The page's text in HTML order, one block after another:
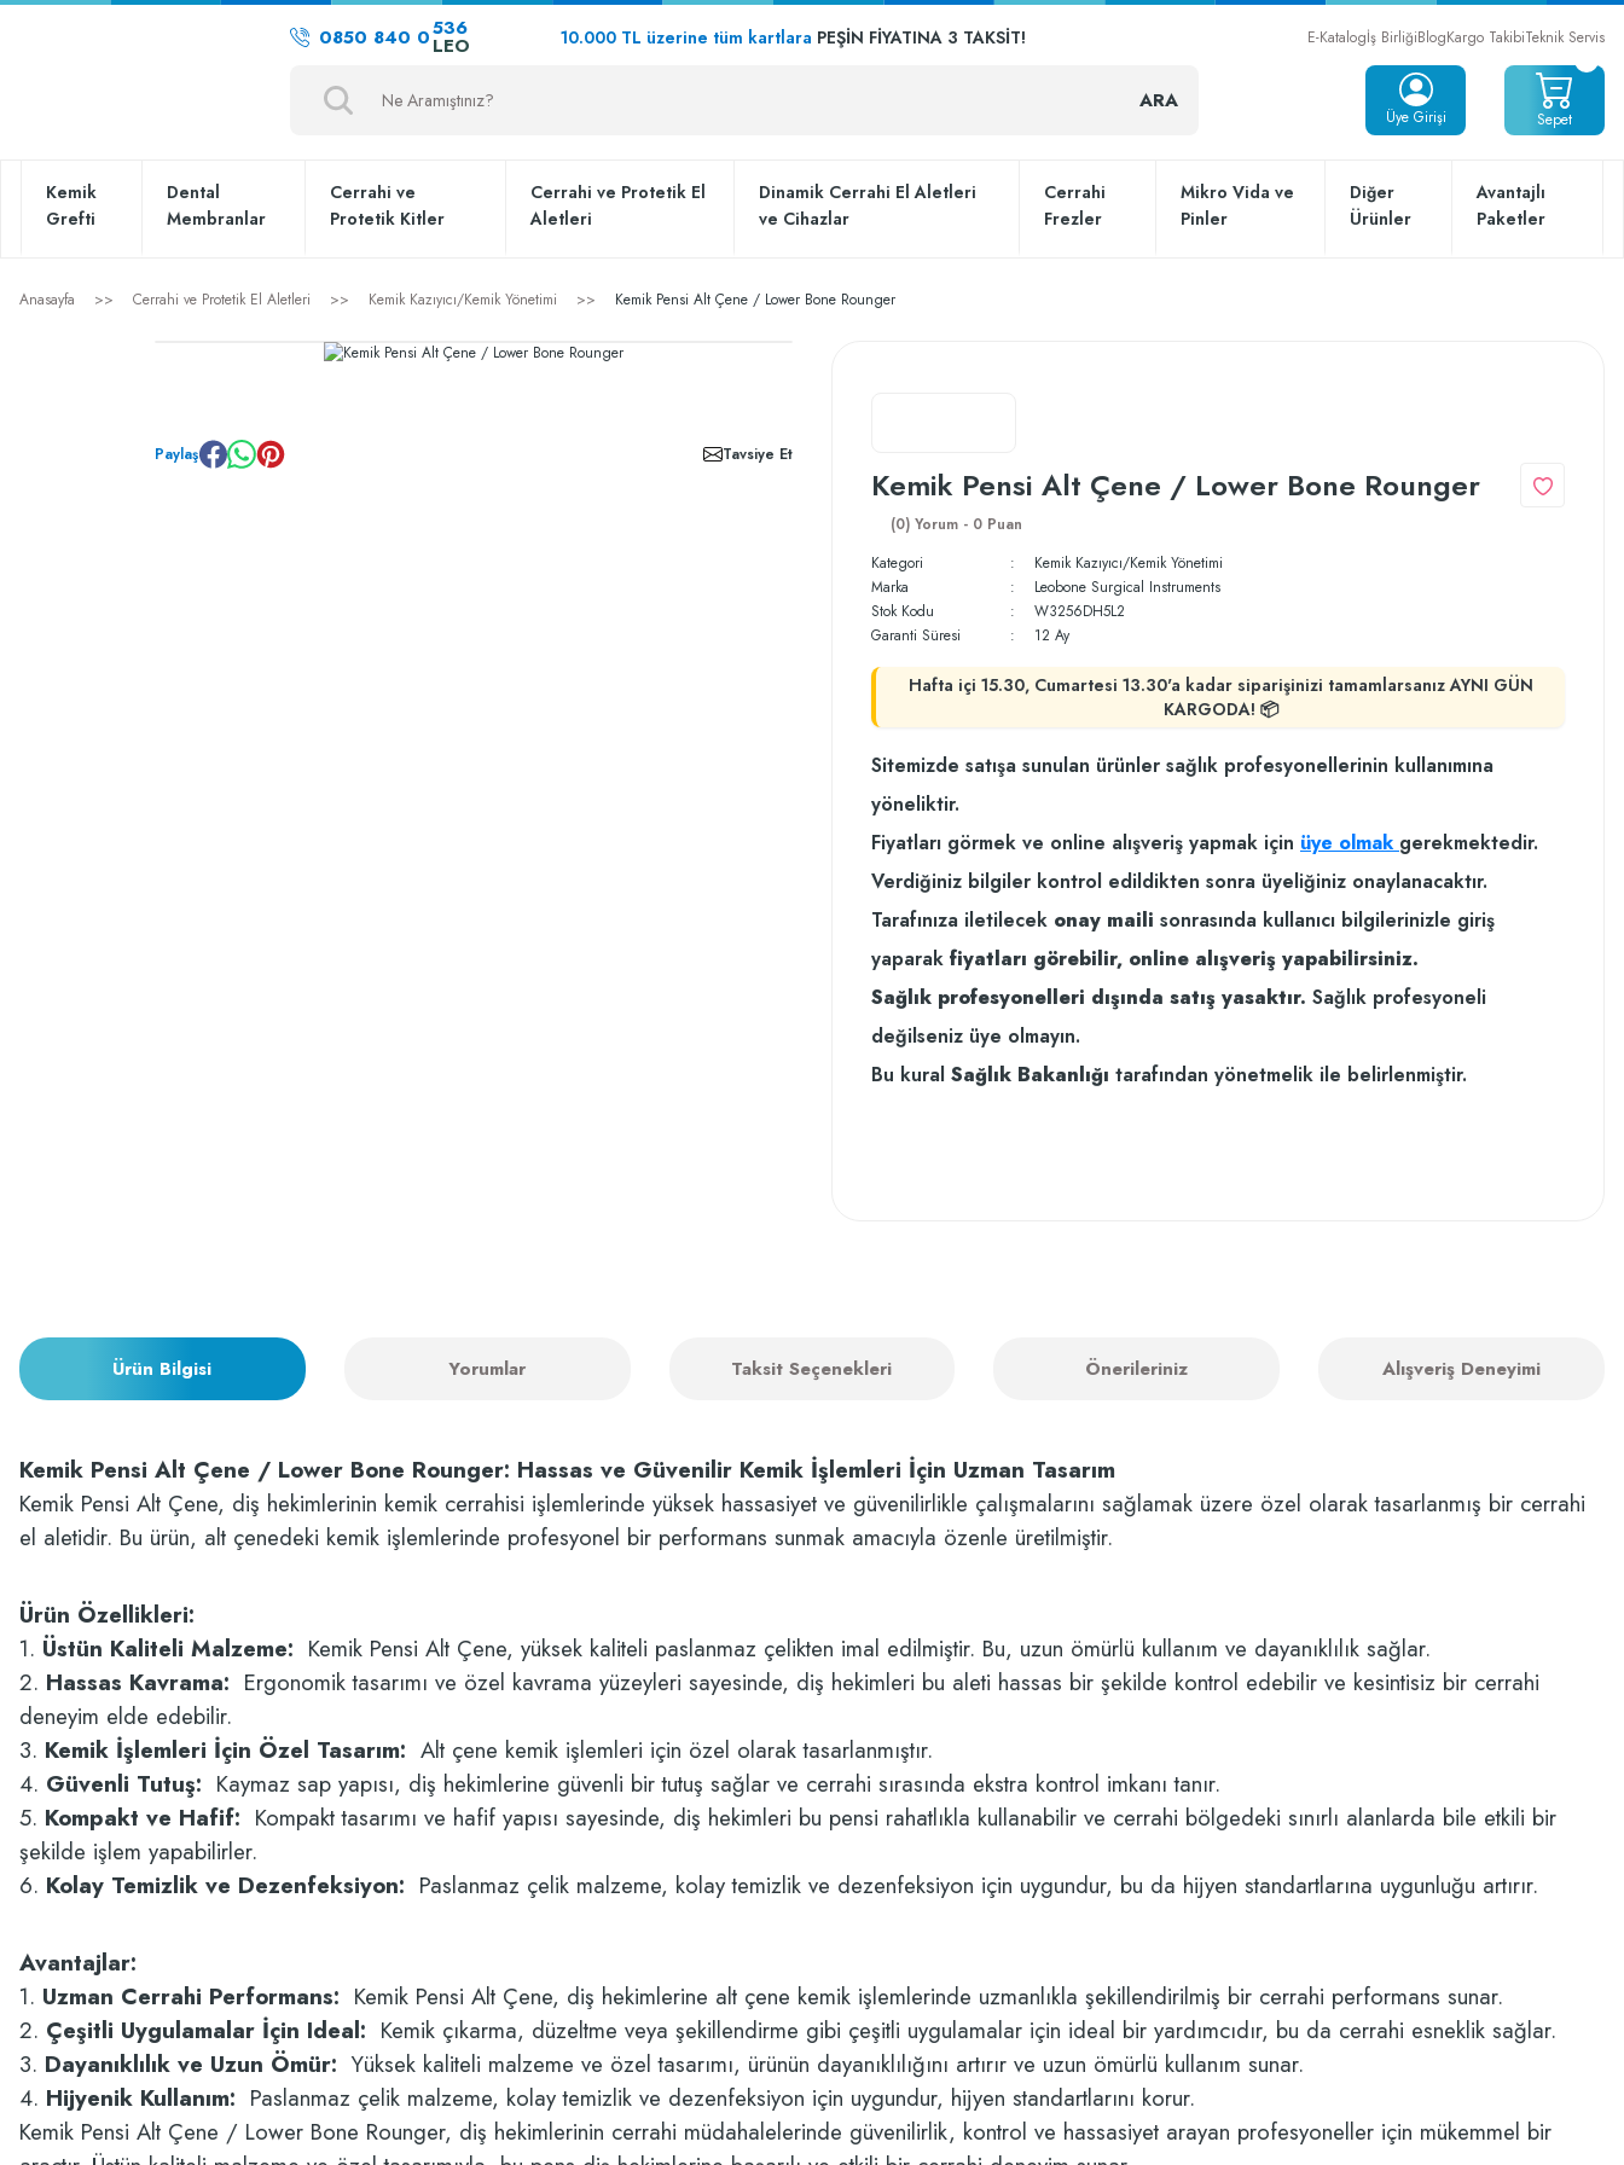
0850 840 0536
LEO 10.000 TL üzerine tüm kartlara PEŞİN FİYATINA 3 TAKSİT! E-Katalogİş BirliğiBlogKargo TakibiTeknik Servis
ARA
Üye Girişi Sepet
Kemik
Grefti
Dental
Membranlar
Cerrahi ve
Protetik Kitler
Cerrahi ve Protetik El
Aletleri
Dinamik Cerrahi El Aletleri
ve Cihazlar
Cerrahi
Frezler
Mikro Vida ve
Pinler
Diğer
Ürünler
Avantajlı
Paketler
Anasayfa Cerrahi ve Protetik El Aletleri Kemik Kazıyıcı/Kemik Yönetimi Kemik Pensi Alt Çene / Lower Bone Rounger
Paylaş Tavsiye Et
Kemik Pensi Alt Çene / Lower Bone Rounger
(0) Yorum - 0 Puan
Kategori
Kemik Kazıyıcı/Kemik Yönetimi
Marka
Leobone Surgical Instruments
Stok Kodu
W3256DH5L2
Garanti Süresi
12 Ay
Hafta içi 15.30, Cumartesi 13.30'a kadar siparişinizi tamamlarsanız AYNI GÜN
KARGODA! 📦
Sitemizde satışa sunulan ürünler sağlık profesyonellerinin kullanımına
yöneliktir.
Fiyatları görmek ve online alışveriş yapmak için üye olmak gerekmektedir.
Verdiğiniz bilgiler kontrol edildikten sonra üyeliğiniz onaylanacaktır.
Tarafınıza iletilecek onay maili sonrasında kullanıcı bilgilerinizle giriş
yaparak fiyatları görebilir, online alışveriş yapabilirsiniz.
Sağlık profesyonelleri dışında satış yasaktır. Sağlık profesyoneli
değilseniz üye olmayın.
Bu kural Sağlık Bakanlığı tarafından yönetmelik ile belirlenmiştir.
Ürün Bilgisi Yorumlar Taksit Seçenekleri Önerileriniz Alışveriş Deneyimi
Kemik Pensi Alt Çene / Lower Bone Rounger: Hassas ve Güvenilir Kemik İşlemleri İçin Uzman Tasarım
Kemik Pensi Alt Çene, diş hekimlerinin kemik cerrahisi işlemlerinde yüksek hassasiyet ve güvenilirlikle çalışmalarını sağlamak üzere özel olarak tasarlanmış bir cerrahi
el aletidir. Bu ürün, alt çenedeki kemik işlemlerinde profesyonel bir performans sunmak amacıyla özenle üretilmiştir.
Ürün Özellikleri:
1. Üstün Kaliteli Malzeme: Kemik Pensi Alt Çene, yüksek kaliteli paslanmaz çelikten imal edilmiştir. Bu, uzun ömürlü kullanım ve dayanıklılık sağlar.
2. Hassas Kavrama: Ergonomik tasarımı ve özel kavrama yüzeyleri sayesinde, diş hekimleri bu aleti hassas bir şekilde kontrol edebilir ve kesintisiz bir cerrahi
deneyim elde edebilir.
3. Kemik İşlemleri İçin Özel Tasarım: Alt çene kemik işlemleri için özel olarak tasarlanmıştır.
4. Güvenli Tutuş: Kaymaz sap yapısı, diş hekimlerine güvenli bir tutuş sağlar ve cerrahi sırasında ekstra kontrol imkanı tanır.
5. Kompakt ve Hafif: Kompakt tasarımı ve hafif yapısı sayesinde, diş hekimleri bu pensi rahatlıkla kullanabilir ve cerrahi bölgedeki sınırlı alanlarda bile etkili bir
şekilde işlem yapabilirler.
6. Kolay Temizlik ve Dezenfeksiyon: Paslanmaz çelik malzeme, kolay temizlik ve dezenfeksiyon için uygundur, bu da hijyen standartlarına uygunluğu artırır.
Avantajlar:
1. Uzman Cerrahi Performans: Kemik Pensi Alt Çene, diş hekimlerine alt çene kemik işlemlerinde uzmanlıkla şekillendirilmiş bir cerrahi performans sunar.
2. Çeşitli Uygulamalar İçin Ideal: Kemik çıkarma, düzeltme veya şekillendirme gibi çeşitli uygulamalar için ideal bir yardımcıdır, bu da cerrahi esneklik sağlar.
3. Dayanıklılık ve Uzun Ömür: Yüksek kaliteli malzeme ve özel tasarımı, ürünün dayanıklılığını artırır ve uzun ömürlü kullanım sunar.
4. Hijyenik Kullanım: Paslanmaz çelik malzeme, kolay temizlik ve dezenfeksiyon için uygundur, hijyen standartlarını korur.
Kemik Pensi Alt Çene / Lower Bone Rounger, diş hekimlerinin cerrahi müdahalelerinde güvenilirlik, kontrol ve hassasiyet arayan profesyoneller için mükemmel bir